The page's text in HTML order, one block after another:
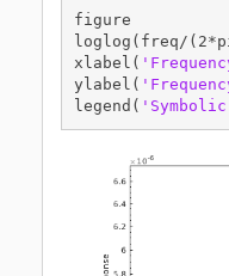
figure
loglog(freq/
xlabel(
ylabel(
legend(